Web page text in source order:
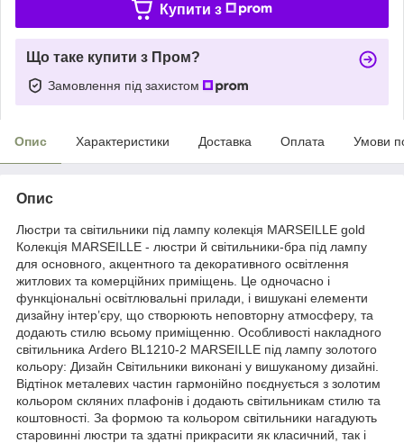
Купити з
Що таке купити з Пром?
Замовлення під захистом
Опис Характеристики Доставка Оплата Умови
Опис
Люстри та світильники під лампу колекція MARSEILLE gold
Колекція MARSEILLE - люстри й світильники-бра під лампу
для основного, акцентного та декоративного освітлення
житлових та комерційних приміщень. Це одночасно і
функціональні освітлювальні прилади, і вишукані елементи
дизайну інтер’єру, що створюють неповторну атмосферу, та
додають стилю всьому приміщенню. Особливості накладного
світильника Ardero BL1210-2 MARSEILLE під лампу золотого
кольору: Дизайн Світильники виконані у вишуканому дизайні.
Відтінок металевих частин гармонійно поєднується з золотим
кольором скляних плафонів і додають світильникам стилю та
коштовності. За формою та кольором світильники нагадують
старовинні люстри та здатні прикрасити як класичний, так і